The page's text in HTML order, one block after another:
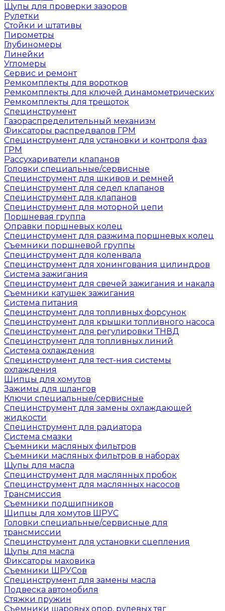
Щупы для проверки зазоров
Рулетки
Стойки и штативы
Пирометры
Глубиномеры
Линейки
Угломеры
Сервис и ремонт
Ремкомплекты для воротков
Ремкомплекты для ключей динамометрических
Ремкомплекты для трещоток
Специнструмент
Газораспределительный механизм
Фиксаторы распредвалов ГРМ
Специнструмент для установки и контроля фаз
ГРМ
Рассухариватели клапанов
Головки специальные/сервисные
Специнструмент для шкивов и ремней
Специнструмент для седел клапанов
Специнструмент для клапанов
Специнструмент для моторной цепи
Поршневая группа
Оправки поршневых колец
Специнструмент для разжима поршневых колец
Съемники поршневой группы
Специнструмент для коленвала
Специнструмент для хонингования цилиндров
Система зажигания
Специнструмент для свечей зажигания и накала
Съемники катушек зажигания
Система питания
Специнструмент для топливных форсунок
Специнструмент для крышки топливного насоса
Специнструмент для регулировки ТНВД
Специнструмент для топливных линий
Система охлаждения
Специнструмент для тест-ния системы
охлаждения
Щипцы для хомутов
Зажимы для шлангов
Ключи специальные/сервисные
Специнструмент для замены охлаждающей
жидкости
Специнструмент для радиатора
Система смазки
Съемники масляных фильтров
Съемники масляных фильтров в наборах
Щупы для масла
Специнструмент для маслянных пробок
Специнструмент для маслянных насосов
Трансмиссия
Съемники подшипников
Щипцы для хомутов ШРУС
Головки специальные/сервисные для
трансмиссии
Специнструмент для установки сцепления
Щупы для масла
Фиксаторы маховика
Съемники ШРУСов
Специнструмент для замены масла
Подвеска автомобиля
Стяжки пружин
Съемники шаровых опор, рулевых тяг